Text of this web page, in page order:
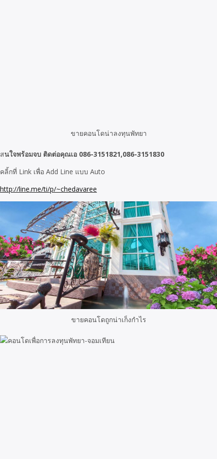
ขายคอนโดน่าลงทุนพัทยา
สนใจพร้อมจบ ติดต่อคุณเอ 086-3151821,086-3151830
คลิ้กที่ Link เพื่อ Add Line แบบ Auto
http://line.me/ti/p/~chedavaree
ขายคอนโดถูกน่าเก็งกำไร